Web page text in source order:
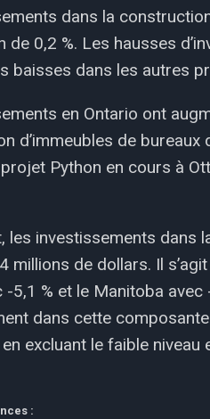
dans la
de 0,2 %. Les hausses
baisses dans les autres
en Ontario ont
d’immeubles de
projet Python en cours à
les investissements dans
millions de dollars. Il
-5,1 % et le Manitoba
dans cette
excluant le faible
: